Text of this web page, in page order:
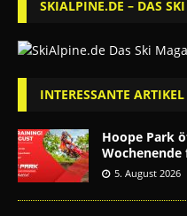
SKIALPINE.DE – DAS
INTERESSANTE ARTIKEL
Hoope Park
Wochenende
5. August 2026